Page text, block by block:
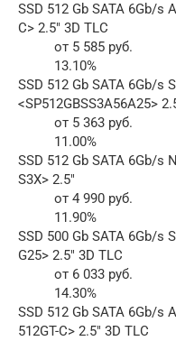
SSD 512 Gb SATA 6Gb/s
C> 2.5″ 3D TLC
от 5 585 руб.
13.10%
SSD 512 Gb SATA 6Gb/s
<SP512GBSS3A56A25>
от 5 363 руб.
11.00%
SSD 512 Gb SATA 6Gb/s
S3X> 2.5″
от 4 990 руб.
11.90%
SSD 500 Gb SATA 6Gb/s
G25> 2.5″ 3D TLC
от 6 033 руб.
14.30%
SSD 512 Gb SATA 6Gb/s
512GT-C> 2.5″ 3D TLC